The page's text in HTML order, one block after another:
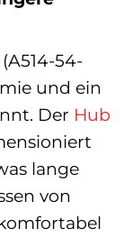
54-
und ein
Der Hub
lange
von